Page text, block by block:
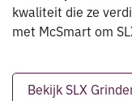
kwaliteit die ze
met McSmart om
Bekijk SLX